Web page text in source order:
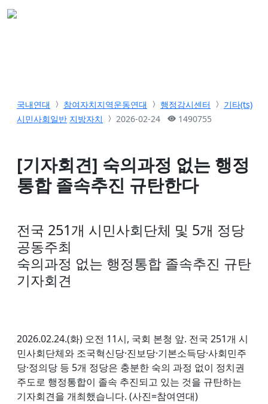
국내연대 참여자치지역운동연대 행정감시센터
기타(ts)
시민사회일반 지방자치 2026-02-24 1490755
[기자회견] 숙의과정 없는 행정
통합 졸속추진 규탄한다
전국 251개 시민사회단체 및 5개 정당
공동주최
숙의과정 없는 행정통합 졸속추진 규탄
기자회견
2026.02.24.(화) 오전 11시, 국회 본청 앞. 전국 251개 시
민사회단체와 조국혁신당·진보당·기본소득당·사회민주
당·정의당 등 5개 정당은 충분한 숙의 과정 없이 정치권
주도로 행정통합이 졸속 추진되고 있는 것을 규탄하는
기자회견을 개최했습니다. (사진=참여연대)